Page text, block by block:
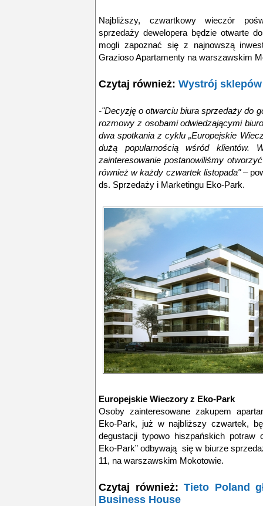
Najbliższy, czwartkowy wieczór
sprzedaży dewelopera będzie otwarte
mogli zapoznać się z najnowszą
Grazioso Apartamenty na warszawskim
Czytaj również: Wystrój
-"Decyzję o otwarciu biura sprzedaży do
rozmowy z osobami odwiedzającymi
dwa spotkania z cyklu „Europejskie
dużą popularnością wśród klientów.
zainteresowanie postanowiliśmy
również w każdy czwartek listopada"–
ds. Sprzedaży i Marketingu Eko-Park.
Europejskie Wieczory z Eko-Park
Osoby zainteresowane zakupem
Eko-Park, już w najbliższy czwartek,
degustacji typowo hiszpańskich potraw
Eko-Park” odbywają się w biurze
11, na warszawskim Mokotowie.
Czytaj również: Tieto Poland
Business House